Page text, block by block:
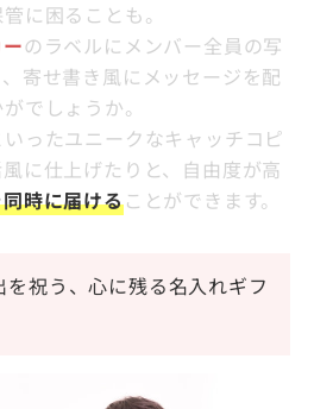
に困ることも。
のラベルにメンバー全員の写
寄せ書き風にメッセージを配
でしょうか。
いったユニークなキャッチコピ
に仕上げたりと、自由度が高
時に届けることができます。
を祝う、心に残る名入れギフ